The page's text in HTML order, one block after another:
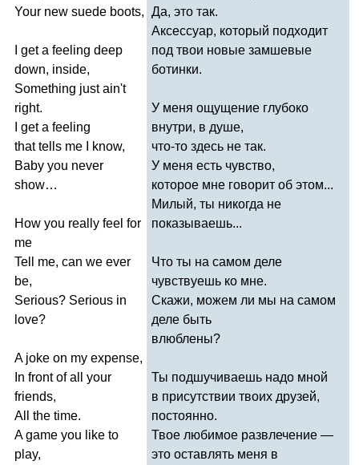
Your new suede boots,
get a feeling deep
down, inside,
Something just ain't
right.
get a feeling
that tells me know,
Baby you never
show…
How you really feel for
me
Tell
me, can we ever
be,
Serious? Serious in
love?
A joke on my expense,
In front of all
your
friends,
All
the time.
A game you like to
play,
Да, это так.
Аксессуар, который подходит
под твои новые замшевые
ботинки.
У меня ощущение глубоко
внутри, в душе,
что-то здесь не так.
У меня есть чувство,
которое мне говорит об этом...
Милый, ты никогда не
показываешь...
Что ты на самом деле
чувствуешь ко мне.
Скажи, можем ли мы на самом
деле быть
влюблены?
Ты подшучиваешь надо мной
в присутствии твоих друзей,
постоянно.
Твое любимое развлечение —
это оставлять меня в